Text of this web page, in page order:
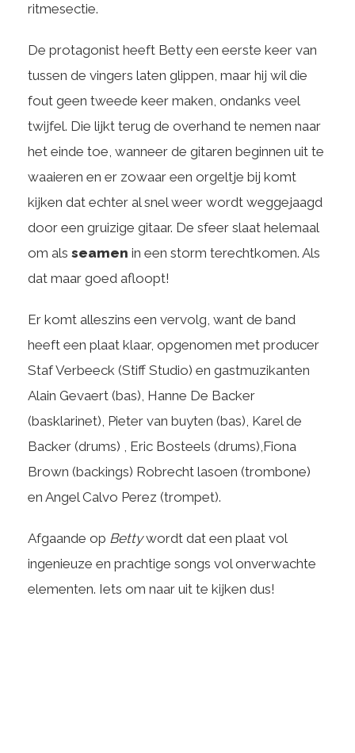
ritmesectie.
De protagonist heeft Betty een eerste keer van
tussen de vingers laten glippen, maar hij wil die
fout geen tweede keer maken, ondanks veel
twijfel. Die lijkt terug de overhand te nemen naar
het einde toe, wanneer de gitaren beginnen uit te
waaieren en er zowaar een orgeltje bij komt
kijken dat echter al snel weer wordt weggejaagd
door een gruizige gitaar. De sfeer slaat helemaal
om als seamen in een storm terechtkomen. Als
dat maar goed afloopt!
Er komt alleszins een vervolg, want de band
heeft een plaat klaar, opgenomen met producer
Staf Verbeeck (Stiff Studio) en gastmuzikanten
Alain Gevaert (bas), Hanne De Backer
(basklarinet), Pieter van buyten (bas), Karel de
Backer (drums) , Eric Bosteels (drums),Fiona
Brown (backings) Robrecht lasoen (trombone)
en Angel Calvo Perez (trompet).
Afgaande op Bettywordt dat een plaat vol
ingenieuze en prachtige songs vol onverwachte
elementen. Iets om naar uit te kijken dus!